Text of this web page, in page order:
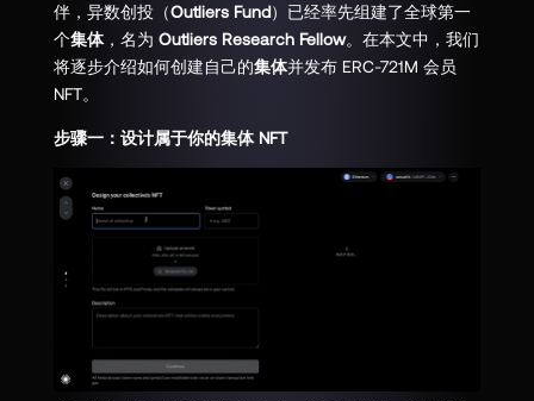
伴，异数创投（Outliers Fund）已经率先组建了全球第一
个集体，名为 Outliers Research Fellow。在本文中，我们
将逐步介绍如何创建自己的集体并发布 ERC-721M 会员
NFT。
步骤一：设计属于你的集体 NFT